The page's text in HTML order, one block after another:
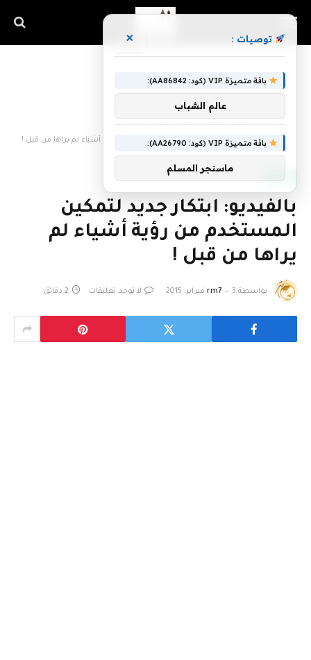
الرئيسية »بالفيديو: ابتكار جديد لتمكين المستخدم من رؤية أشياء لم يراها من قبل !
بالفيديو: ابتكار جديد لتمكين
المستخدم من رؤية أشياء لم
يراها من قبل !
بواسطة rm7 3 فبراير، 2015 لا توجد تعليقات 2 دقائق
توصيات : ×
باقة متميزة VIP (كود: AA86842):
عالم الشباب
باقة متميزة VIP (كود: AA26790):
ماسنجر المسلم